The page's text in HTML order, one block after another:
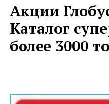
Акции
Каталог
более 3000